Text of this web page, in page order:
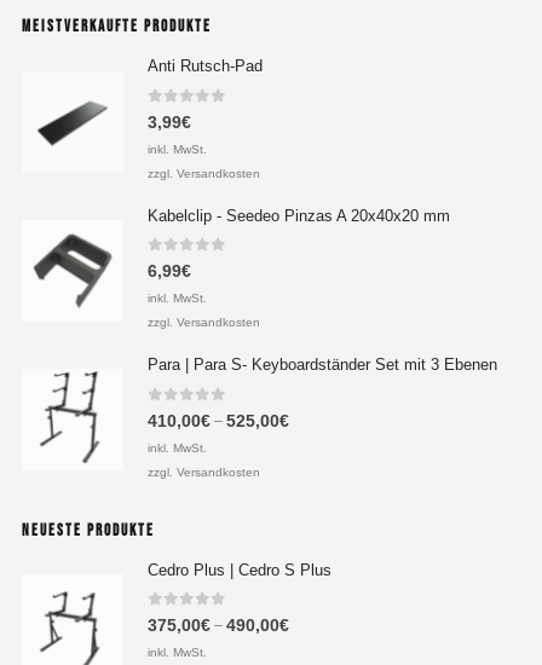
MEISTVERKAUFTE PRODUKTE
Anti Rutsch-Pad
0 out of 5
3,99€
inkl. MwSt.
zzgl. Versandkosten
Kabelclip - Seedeo Pinzas A 20x40x20 mm
0 out of 5
6,99€
inkl. MwSt.
zzgl. Versandkosten
Para | Para S- Keyboardständer Set mit 3 Ebenen
0 out of 5
410,00€– 525,00€
inkl. MwSt.
zzgl. Versandkosten
NEUESTE PRODUKTE
Cedro Plus | Cedro S Plus
0out of 5
375,00€– 490,00€
inkl. MwSt.